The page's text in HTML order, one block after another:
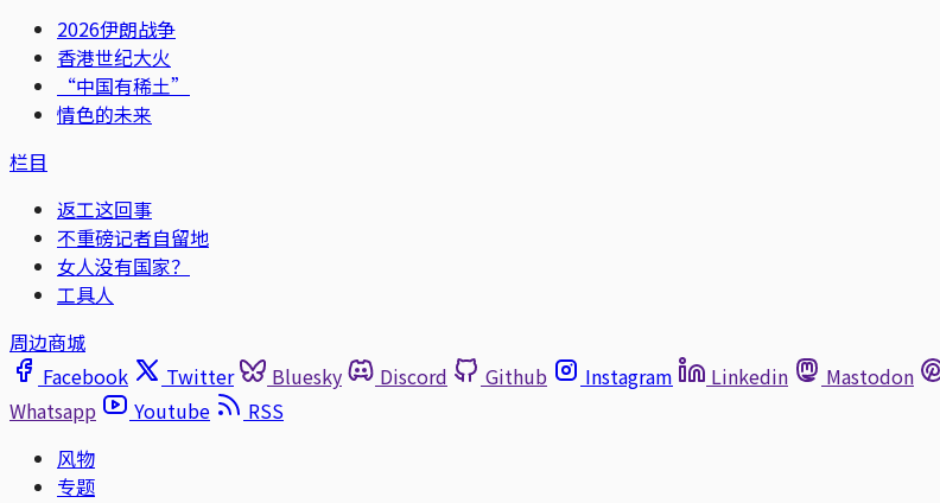
2026伊朗战争
香港世纪大火
“中国有稀土”
情色的未来
栏目
返工这回事
不重磅记者自留地
女人没有国家？
工具人
周边商城
Facebook
Twitter Bluesky Discord Github Instagram Linkedin Mastodon
Whatsapp
Youtube
RSS
风物
专题